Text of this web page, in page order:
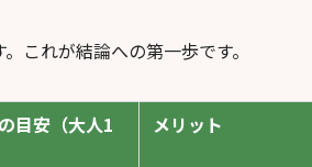
これが結論への第一歩です。
目安（大人1
メリット